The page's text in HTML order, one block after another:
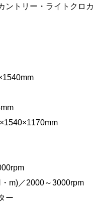
ントリー・ライトクロカ
m)／2000～3000rpm
ー